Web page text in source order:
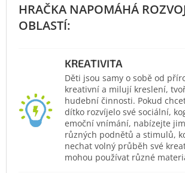
KREATIVITA
Děti jsou samy o sobě od
kreativní a milují kreslení,
hudební činnosti. Pokud
dítko rozvíjelo své sociální,
emoční vnímání, nabízejte
různých podnětů a stimulů,
nechat volný průběh své
mohou používat různé